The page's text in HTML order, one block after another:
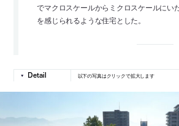
でマクロスケールからミクロスケールにい
を感じられるような住宅とした。
以下の写真はクリックで拡大します